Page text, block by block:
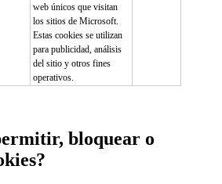
web únicos que visitan
los sitios de Microsoft.
Estas cookies se utilizan
para publicidad, análisis
del sitio y otros fines
operativos.
bloquear o